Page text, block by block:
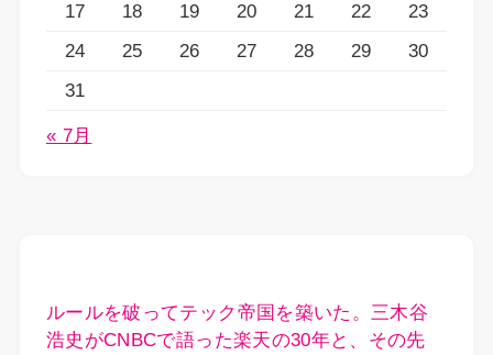
17
18 19 20 21 22
23
24
25 26 27 28 29
30
31
« 7月
ルールを破ってテック帝国を築いた。三木谷
浩史がCNBCで語った楽天の30年と、その先